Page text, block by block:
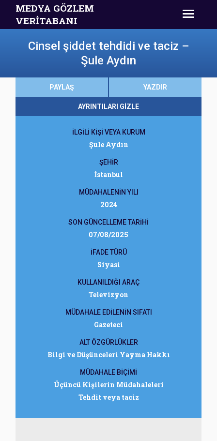
MEDYA GÖZLEM
VERİTABANI
Cinsel şiddet tehdidi ve taciz –
Şule Aydın
PAYLAŞ YAZDIR
AYRINTILARI GİZLE
İLGİLİ KİŞİ VEYA KURUM
Şule Aydın
ŞEHİR
İstanbul
MÜDAHALENİN YILI
2024
SON GÜNCELLEME TARİHİ
07/08/2025
İFADE TÜRÜ
Siyasi
KULLANILDIĞI ARAÇ
Televizyon
MÜDAHALE EDİLENİN SIFATI
Gazeteci
ALT ÖZGÜRLÜKLER
Bilgi ve Düşünceleri Yayma Hakkı
MÜDAHALE BİÇİMİ
Üçüncü Kişilerin Müdahaleleri
Tehdit veya taciz